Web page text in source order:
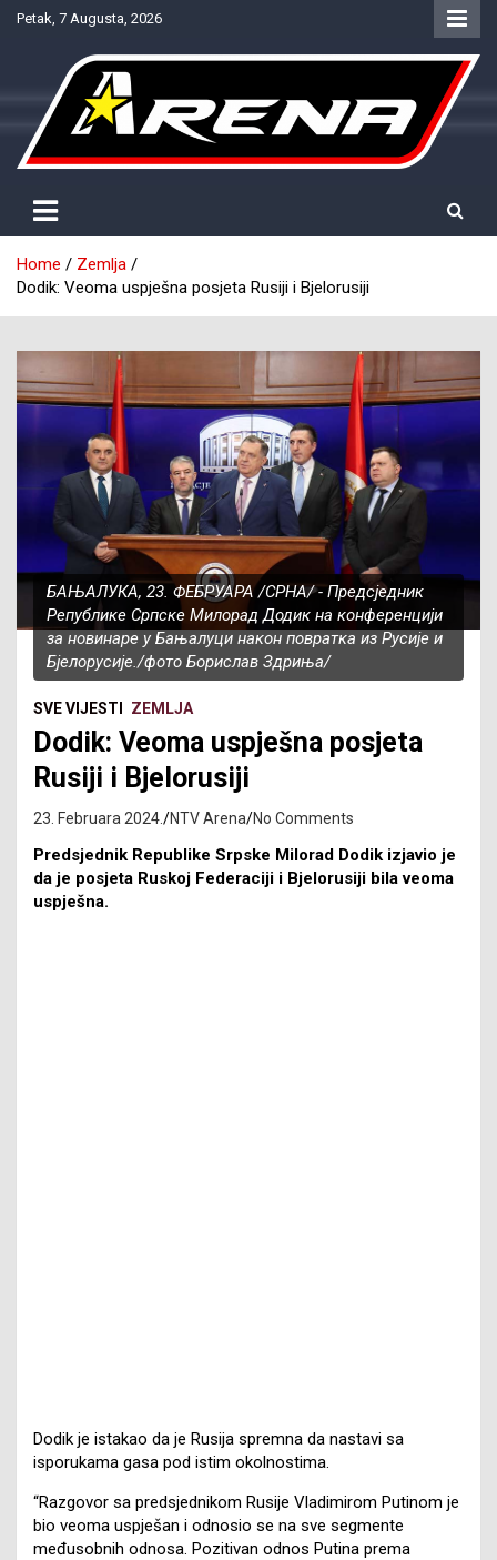
SkipPetak, 7 Augusta, 2026
NTV Arena
Home
Zemlja
Dodik: Veoma uspješna posjeta Rusiji i Bjelorusiji
БАЊАЛУКА, 23. ФЕБРУАРА /СРНА/ - Предсједник
Републике Српске Милорад Додик на конференцији
за новинаре у Бањалуци након повратка из Русије и
Бјелорусије./фото Борислав Здриња/
SVE VIJESTI ZEMLJA
Dodik: Veoma uspješna posjeta
Rusiji i Bjelorusiji
23. Februara 2024. NTV Arena No Comments
Predsjednik Republike Srpske Milorad Dodik izjavio je
da je posjeta Ruskoj Federaciji i Bjelorusiji bila veoma
uspješna.
Dodik je istakao da je Rusija spremna da nastavi sa
isporukama gasa pod istim okolnostima.
“Razgovor sa predsjednikom Rusije Vladimirom Putinom je
bio veoma uspješan i odnosio se na sve segmente
međusobnih odnosa. Pozitivan odnos Putina prema